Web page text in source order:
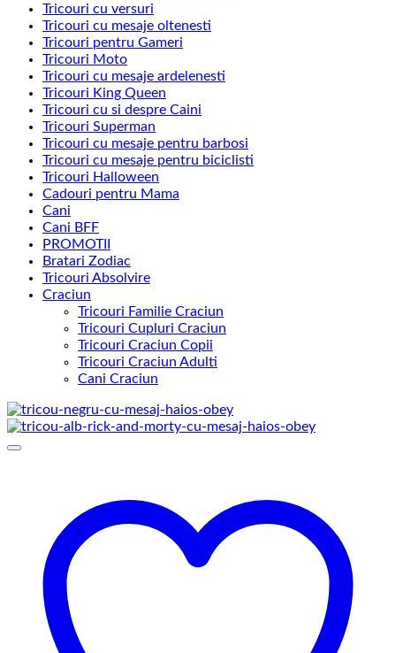
Tricouri cu versuri
Tricouri cu mesaje oltenesti
Tricouri pentru Gameri
Tricouri Moto
Tricouri cu mesaje ardelenesti
Tricouri King Queen
Tricouri cu si despre Caini
Tricouri Superman
Tricouri cu mesaje pentru barbosi
Tricouri cu mesaje pentru biciclisti
Tricouri Halloween
Cadouri pentru Mama
Cani
Cani BFF
PROMOTII
Bratari Zodiac
Tricouri Absolvire
Craciun
Tricouri Familie Craciun
Tricouri Cupluri Craciun
Tricouri Craciun Copii
Tricouri Craciun Adulti
Cani Craciun